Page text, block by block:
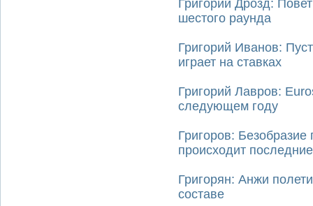
Григорий Дрозд:
шестого раунда
Григорий Иванов:
играет на ставках
Григорий Лавров:
следующем году
Григоров:
происходит
Григорян: Анжи
составе